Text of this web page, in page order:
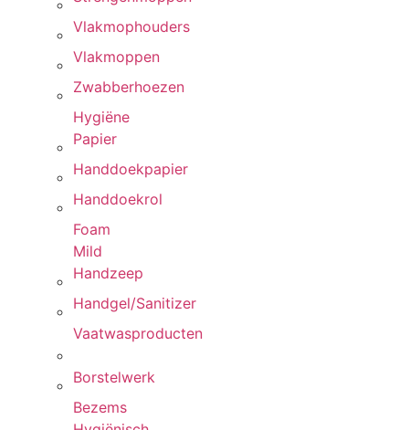
Vlakmophouders
Vlakmoppen
Zwabberhoezen
Hygiëne
Papier
Handdoekpapier
Handdoekrol
Foam
Mild
Handzeep
Handgel/Sanitizer
Vaatwasproducten
Borstelwerk
Bezems